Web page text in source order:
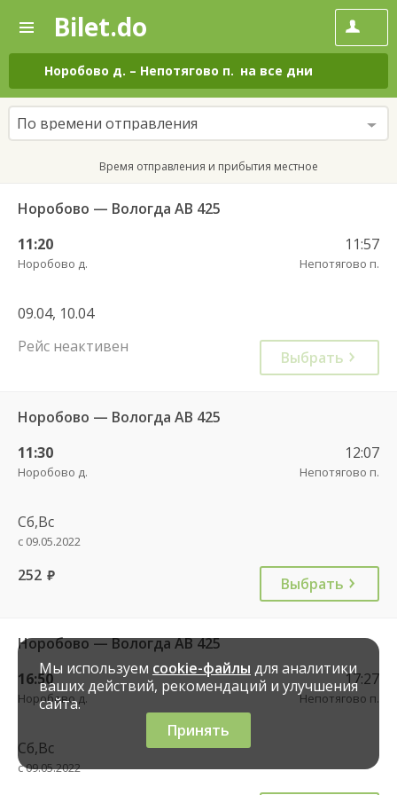
—
Поиск
и
покупка
билетов
на
автобус
онлайн
Bilet.do
Норобово д. – Непотягово п. на все дни
По времени отправления
Время отправления и прибытия местное
Норобово — Вологда АВ 425
11:20
Норобово д.
11:57
Непотягово п.
09.04, 10.04
Рейс неактивен
Выбрать
Норобово — Вологда АВ 425
11:30
Норобово д.
12:07
Непотягово п.
Сб,Вс
с 09.05.2022
252 руб. Выбрать
Норобово — Вологда АВ 425
16:50
Норобово д.
17:27
Непотягово п.
Сб,Вс
с 09.05.2022
Мы используем cookie-файлы для аналитики
ваших действий, рекомендаций и улучшения
сайта.
Принять